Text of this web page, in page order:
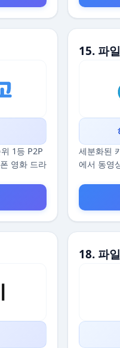
1등 P2P
영화 드라
15. 파
세분화된
에서 동영
18. 파